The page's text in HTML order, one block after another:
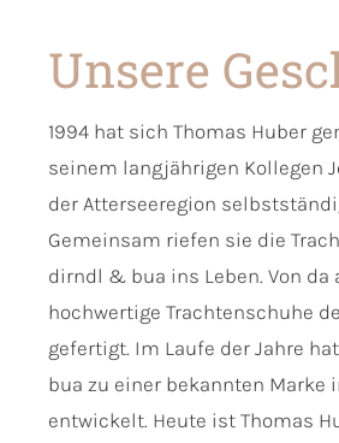
Unsere
1994 hat sich Thomas Huber
seinem langjährigen Kollegen
der Atterseeregion
Gemeinsam riefen sie die
dirndl & bua ins Leben. Von da
hochwertige Trachtenschuhe
gefertigt. Im Laufe der Jahre
bua zu einer bekannten Marke
entwickelt. Heute ist Thomas